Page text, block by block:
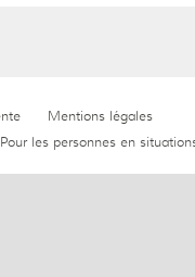
Mentions légales
Pour les personnes en